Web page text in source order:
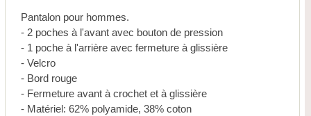
Pantalon pour hommes.
- 2 poches à l'avant avec bouton de pression
- 1 poche à l'arrière avec fermeture à glissière
- Velcro
- Bord rouge
- Fermeture avant à crochet et à glissière
- Matériel: 62% polyamide, 38% coton